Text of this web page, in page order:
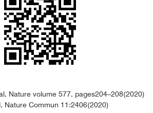
Nature volume 577, pages204–208(2020)
Nature Commun 11:2406(2020)